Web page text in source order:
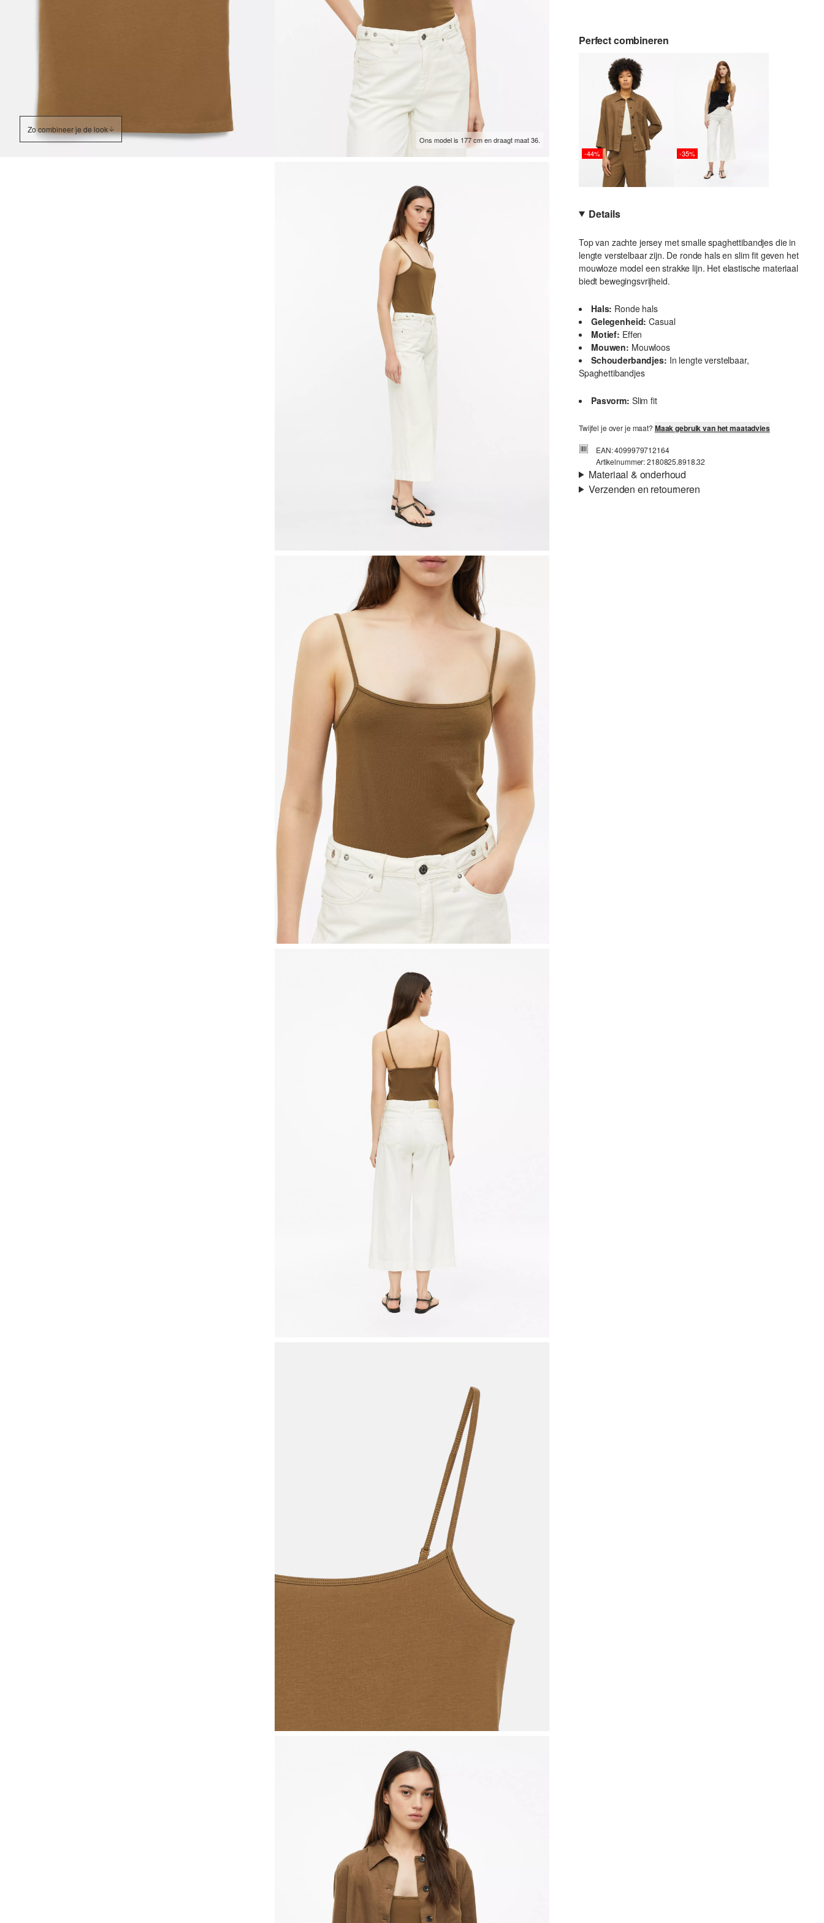
Zo combineer je de look
Ons model is 177 cm en draagt maat 36.
Perfect combineren
-44% -35%
Details
Top van zachte jersey met smalle spaghettibandjes die in
lengte verstelbaar zijn. De ronde hals en slim fit geven het
mouwloze model een strakke lijn. Het elastische materiaal
biedt bewegingsvrijheid.
Hals: Ronde hals
Gelegenheid: Casual
Motief: Effen
Mouwen: Mouwloos
Schouderbandjes: In lengte verstelbaar,
Spaghettibandjes
Pasvorm: Slim fit
Twijfel je over je maat? Maak gebruik van het maatadvies
EAN: 4099979712164
Artikelnummer: 2180825.8918.32
Materiaal & onderhoud
Verzenden en retourneren